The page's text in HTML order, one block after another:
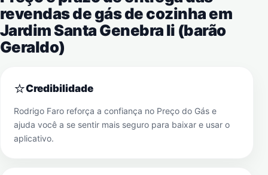
revendas de gás de cozinha em
Jardim Santa Genebra Ii (barão
Geraldo)
⭐Credibilidade
Rodrigo Faro reforça a confiança no Preço do Gás e
ajuda você a se sentir mais seguro para baixar e usar o
aplicativo.